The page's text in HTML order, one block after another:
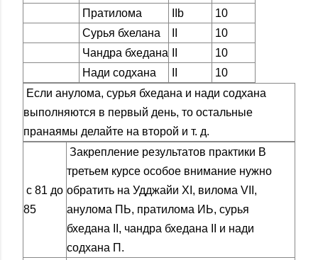
Пратилома
IIb
10
Сурья бхелана
10
Чандра бхедана
10
Нади содхана
10
Если анулома, сурья бхедана и нади содхана
выполняются в первый день, то остальные
пранаямы делайте на второй и т. д.
с 81 до
85
Закрепление результатов практики В
третьем курсе особое внимание нужно
обратить на Удджайи XI, вилома VII,
анулома ПЬ, пратилома ИЬ, сурья
бхедана II, чандра бхедана II и нади
содхана П.